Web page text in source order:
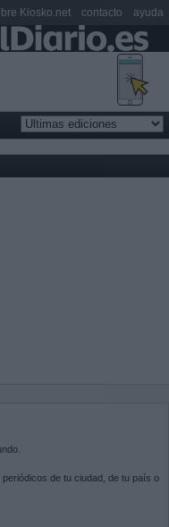
de tu ciudad, de tu país o
Kiosko.net contacto ayuda